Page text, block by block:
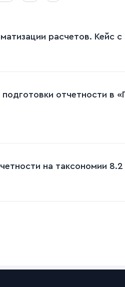
расчетов. Кейс c
отчетности в
на таксономии 8.2